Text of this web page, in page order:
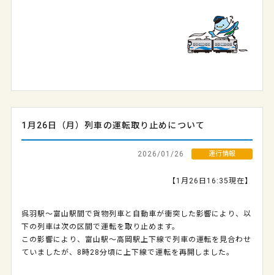
1月26日（月）列車の運転取り止めについて
2026/01/26 運行情報
【1月26日16:35現在】
呉羽駅〜富山駅間で貨物列車と自動車が衝突した影響により、以
下の列車は次の区間で運転を取り止めます。
この影響により、富山駅～高岡駅上下線で列車の運転を見合わせ
ていましたが、8時28分頃に上下線で運転を再開しました。